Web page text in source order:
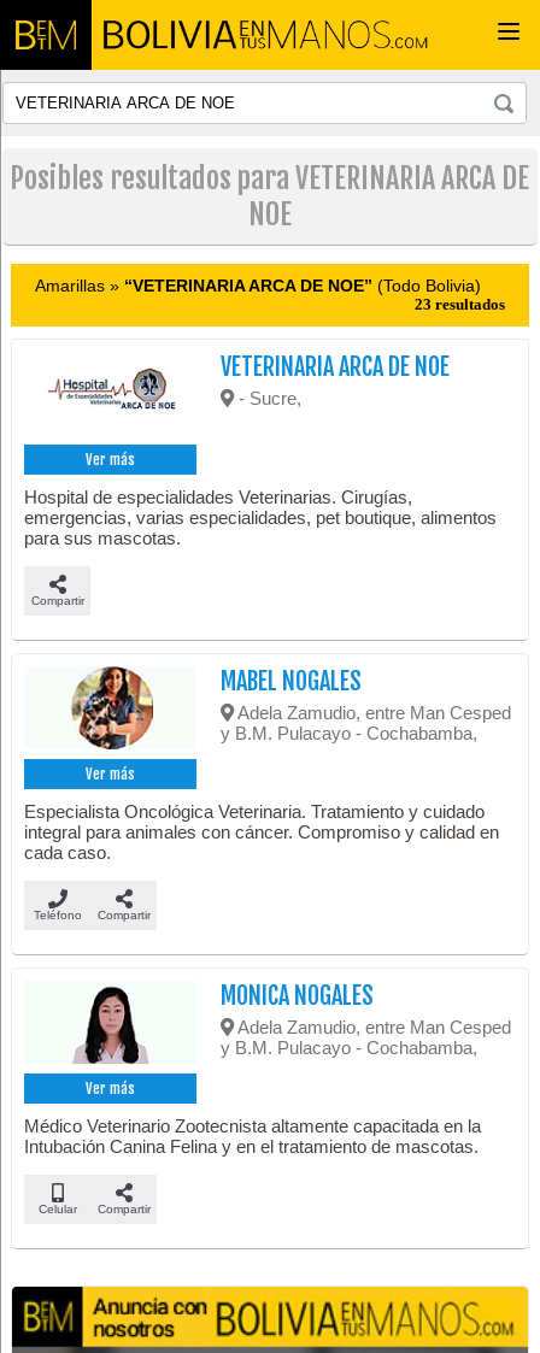
Posibles resultados para VETERINARIA ARCA DE
NOE
Amarillas » “VETERINARIA ARCA DE NOE” (Todo Bolivia)
23 resultados
Ver más
VETERINARIA ARCA DE NOE
- Sucre,
Hospital de especialidades Veterinarias. Cirugías,
emergencias, varias especialidades, pet boutique, alimentos
para sus mascotas.
Compartir
Ver más
MABEL NOGALES
Adela Zamudio, entre Man Cesped
y B.M. Pulacayo - Cochabamba,
Especialista Oncológica Veterinaria. Tratamiento y cuidado
integral para animales con cáncer. Compromiso y calidad en
cada caso.
Teléfono Compartir
Ver más
MONICA NOGALES
Adela Zamudio, entre Man Cesped
y B.M. Pulacayo - Cochabamba,
Médico Veterinario Zootecnista altamente capacitada en la
Intubación Canina Felina y en el tratamiento de mascotas.
Celular Compartir